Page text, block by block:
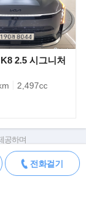
합니다.
부합니다.
2.5 시그니처
2,497cc
전화걸기
공하며
자에게 있습니다.
차량 상태,
요.